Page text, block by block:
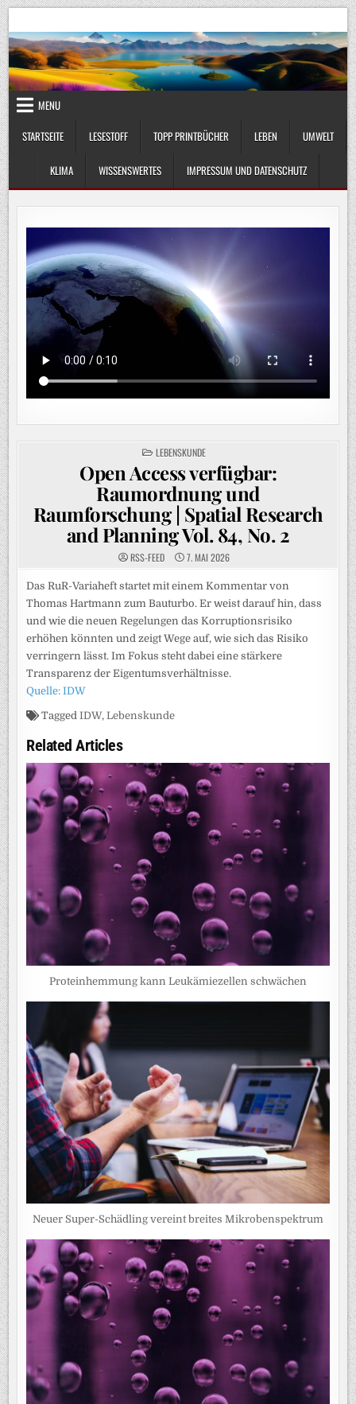
Skip
to
content
UmweltKlima.com
MENU
STARTSEITE
LESESTOFF TOPP PRINTBÜCHER LEBEN UMWELT
KLIMA WISSENSWERTES IMPRESSUM UND DATENSCHUTZ
POSTED
IN
LEBENSKUNDE
Open Access verfügbar:
Raumordnung und
Raumforschung | Spatial Research
and Planning Vol. 84, No. 2
RSS-FEED 7. MAI 2026
Das RuR-Variaheft startet mit einem Kommentar von
Thomas Hartmann zum Bauturbo. Er weist darauf hin, dass
und wie die neuen Regelungen das Korruptionsrisiko
erhöhen könnten und zeigt Wege auf, wie sich das Risiko
verringern lässt. Im Fokus steht dabei eine stärkere
Transparenz der Eigentumsverhältnisse.
Quelle: IDW
TaggedIDW,Lebenskunde
Related Articles
Proteinhemmung kann Leukämiezellen schwächen
Neuer Super-Schädling vereint breites Mikrobenspektrum